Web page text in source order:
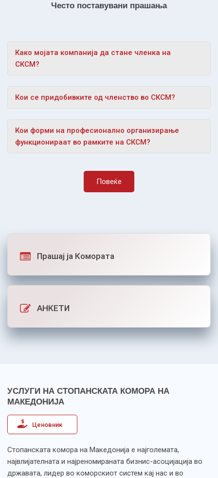
Често поставувани прашања
Како мојата компанија да стане членка на
СКСМ?
Кои се придобивките од членство во СКСМ?
Кои форми на професионално организирање
функционираат во рамките на СКСМ?
Повеќе
Прашај ја Комората
АНКЕТИ
УСЛУГИ НА СТОПАНСКАТА КОМОРА НА
МАКЕДОНИЈА
Ценовник
Стопанската комора на Македонија е најголемата,
највлијателната и најреномираната бизнис-асоцијација во
државата, лидер во коморскиот систем кај нас и во